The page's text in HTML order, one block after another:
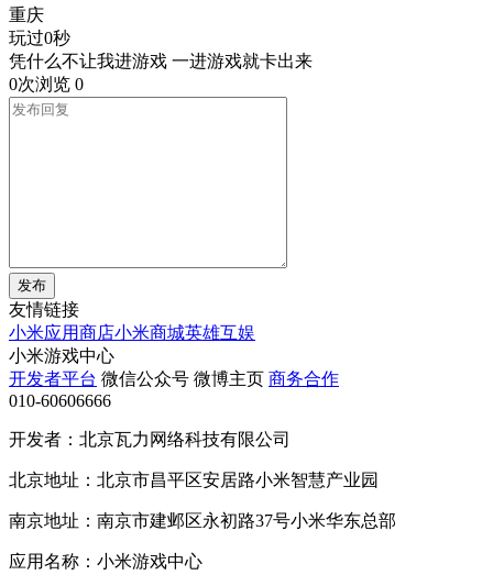
重庆
玩过0秒
凭什么不让我进游戏 一进游戏就卡出来
0次浏览 0
发布
友情链接
小米应用商店小米商城英雄互娱
小米游戏中心
开发者平台 微信公众号 微博主页 商务合作
010-60606666
开发者：北京瓦力网络科技有限公司
北京地址：北京市昌平区安居路小米智慧产业园
南京地址：南京市建邺区永初路37号小米华东总部
应用名称：小米游戏中心